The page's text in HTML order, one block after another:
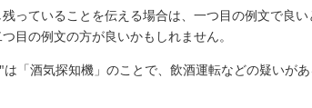
っていることを伝える場合は、一つ目の例文で良
目の例文の方が良いかもしれません。
「酒気探知機」のことで、飲酒運転などの疑いが